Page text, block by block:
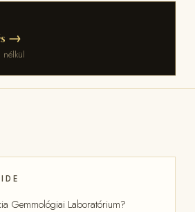
→
nélkül
Gemmológiai Laboratórium?